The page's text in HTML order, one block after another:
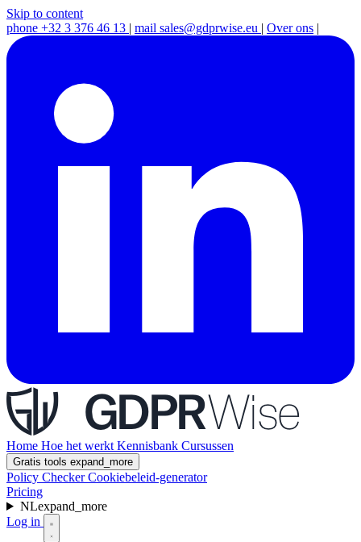
Skip to content
phone +32 3 376 46 13 | mail sales@gdprwise.eu | Over ons |
Home Hoe het werkt Kennisbank Cursussen
Gratis tools expand_more
Policy CheckerCookiebeleid-generator
Pricing
NLexpand_more
Log in